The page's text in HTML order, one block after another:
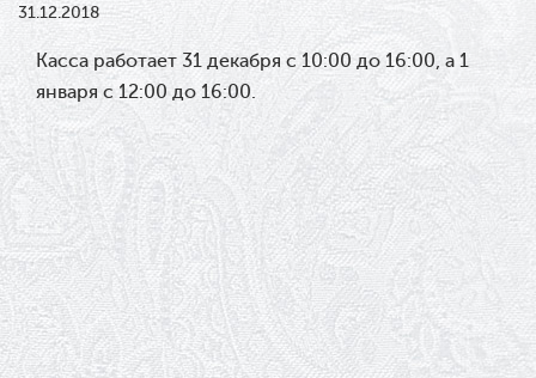
31.12.2018
Касса работает 31 декабря с 10:00 до 16:00, а 1
января с 12:00 до 16:00.